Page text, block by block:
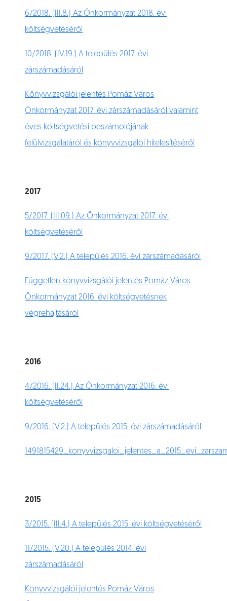
6/2018. (III.8.) Az Önkormányzat 2018. évi
költségvetéséről
10/2018. (IV.19.) A település 2017. évi
zárszámadásáról
Könyvvizsgálói jelentés Pomáz Város
Önkormányzat 2017. évi zárszámadásáról valamint
éves költségvetési beszámolójának
felülvizsgálatáról és könyvvizsgálói hitelesítéséről
2017
5/2017. (III.09.) Az Önkormányzat 2017. évi
költségvetéséről
9/2017. (V.2.) A település 2016. évi zárszámadásáról
Független könyvvizsgálói jelentés Pomáz Város
Önkormányzat 2016. évi költségvetésnek
végrehajtásáról
2016
4/2016. (II.24.) Az Önkormányzat 2016. évi
költségvetéséről
9/2016. (V.2.) A település 2015. évi zárszámadásáról
2015
3/2015. (III.4.) A település 2015. évi költségvetéséről
11/2015. (V.20.) A település 2014. évi
zárszámadásáról
Könyvvizsgálói jelentés Pomáz Város